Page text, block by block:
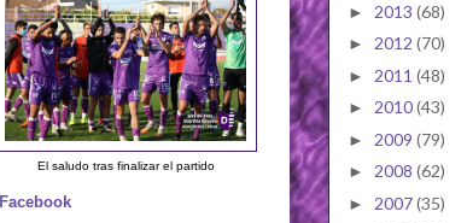
El saludo tras finalizar el partido
Facebook
► 2013 (68)
► 2012 (70)
► 2011 (48)
► 2010(43)
► 2009 (79)
► 2008 (62)
► 2007(35)